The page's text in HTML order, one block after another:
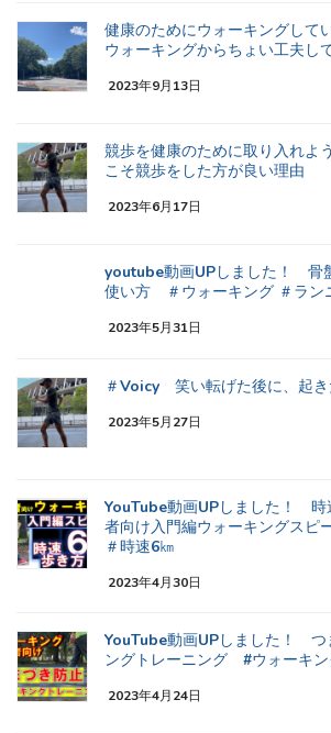
健康のためにウォーキングして
ウォーキングからちょい工夫し
2023年9月13日
競歩を健康のために取り入れ
こそ競歩をした方が良い理由
2023年6月17日
youtube動画UPしました！ 骨
使い方 ＃ウォーキング ＃ラン
2023年5月31日
＃Voicy 笑い転げた後に、起
2023年5月27日
YouTube動画UPしました！ 時
者向け入門編ウォーキングス
＃時速6㎞
2023年4月30日
YouTube動画UPしました！ つ
ングトレーニング #ウォーキ
2023年4月24日